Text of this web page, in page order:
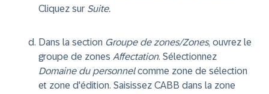
Cliquez sur Suite.
Dans la section Groupe de zones/Zones, ouvrez le
groupe de zones Affectation. Sélectionnez
Domaine du personnelcomme zone de sélection
et zone d'édition. Saisissez CABB dans la zone